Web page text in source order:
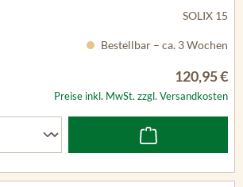
SOLIX 15
Bestellbar – ca. 3 Wochen
120,95 €
Preise inkl. MwSt. zzgl. Versandkosten